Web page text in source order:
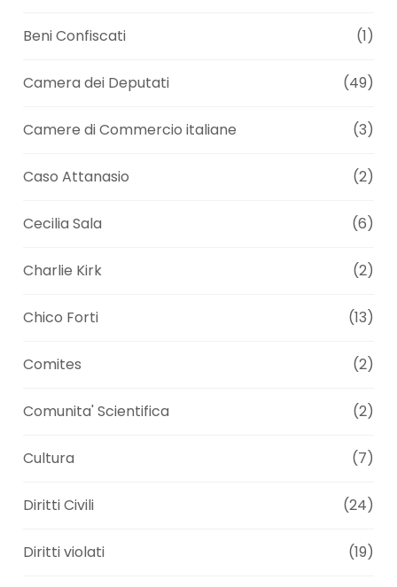
Beni Confiscati (1)
Camera dei Deputati (49)
Camere di Commercio italiane (3)
Caso Attanasio (2)
Cecilia Sala (6)
Charlie Kirk (2)
Chico Forti (13)
Comites (2)
Comunita' Scientifica (2)
Cultura (7)
Diritti Civili (24)
Diritti violati (19)